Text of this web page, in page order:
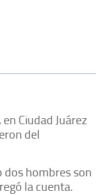
Ciudad Juárez
del
dos hombres son
la cuenta.